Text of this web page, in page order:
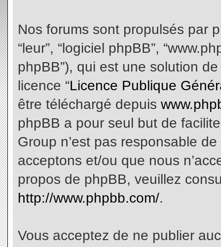
Nos forums sont propulsés par
“leur”, “logiciel phpBB”,
phpBB”), qui est une solution
licence “Licence Publique
être téléchargé depuis
phpBB a pour seul but de
Group n’est pas responsable
acceptons et/ou que nous
propos de phpBB, veuillez
http://www.phpbb.com/.
Vous acceptez de ne publier